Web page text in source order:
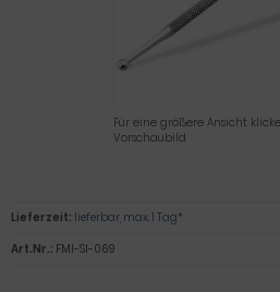
Für eine größere Ansicht
Vorschaubild
Lieferzeit: lieferbar, max. 1 Tag*
Art.Nr.: FMI-SI-069